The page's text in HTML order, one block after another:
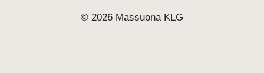
© 2026 Massuona KLG